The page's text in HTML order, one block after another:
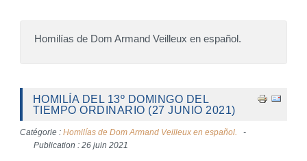
Homilías de Dom Armand Veilleux en español.
HOMILÍA DEL 13º DOMINGO DEL
TIEMPO ORDINARIO (27 JUNIO 2021)
Catégorie : Homilías de Dom Armand Veilleux en español.
Publication : 26 juin 2021